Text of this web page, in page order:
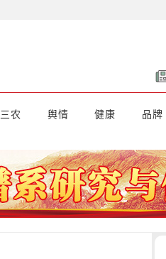
三农 舆情 健康 品牌